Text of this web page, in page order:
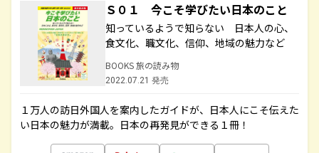
Ｓ０１ 今こそ学びたい日本のこと
知っているようで知らない 日本人の心、
食文化、職文化、信仰、地域の魅力など
BOOKS 旅の読み物
2022.07.21 発売
１万人の訪日外国人を案内したガイドが、日本人にこそ伝えた
い日本の魅力が満載。日本の再発見ができる１冊！